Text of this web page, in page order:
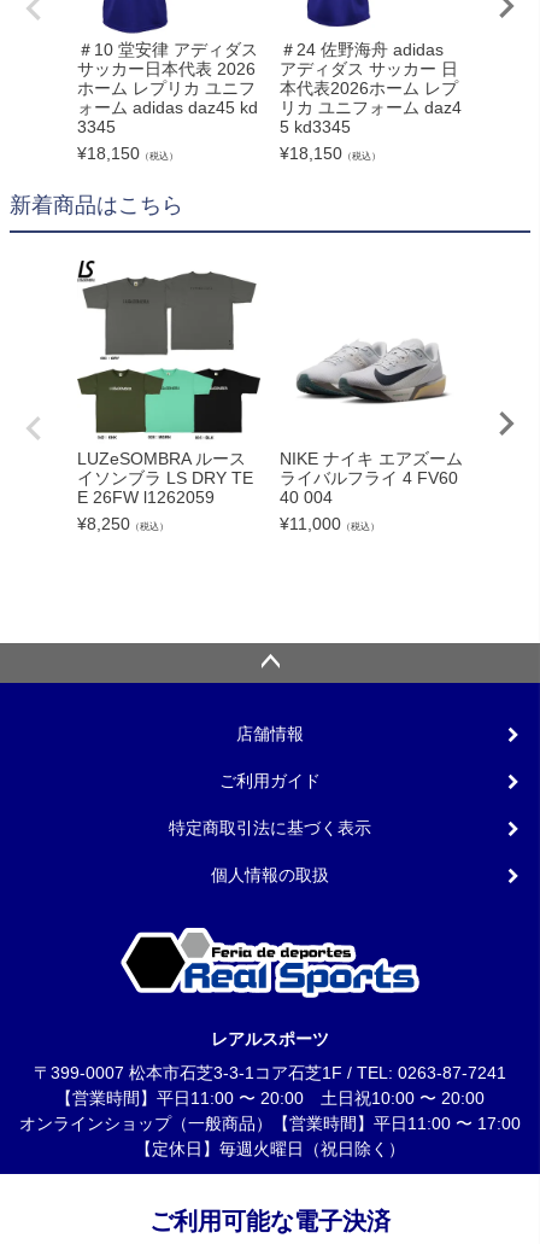
＃10 堂安律 アディダス
サッカー日本代表 2026
ホーム レプリカ ユニフ
ォーム adidas daz45 kd
3345
¥18,150 （税込）
＃24 佐野海舟 adidas
アディダス サッカー 日
本代表2026ホーム レプ
リカ ユニフォーム daz4
5 kd3345
¥18,150 （税込）
新着商品はこちら
LUZeSOMBRA ルース
イソンブラ LS DRY TE
E 26FW l1262059
¥8,250 （税込）
NIKE ナイキ エアズーム
ライバルフライ 4 FV60
40 004
¥11,000 （税込）
店舗情報
ご利用ガイド
特定商取引法に基づく表示
個人情報の取扱
レアルスポーツ
〒399-0007 松本市石芝3-3-1コア石芝1F / TEL: 0263-87-7241
【営業時間】平日11:00 〜 20:00 土日祝10:00 〜 20:00
オンラインショップ（一般商品）【営業時間】平日11:00 〜 17:00
【定休日】毎週火曜日（祝日除く）
ご利用可能な電子決済